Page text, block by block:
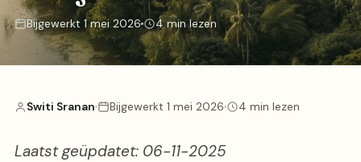
Bijgewerkt 1 mei 2026 4 min lezen
Switi Sranan Bijgewerkt 1 mei 2026 4 min lezen
Laatst geüpdatet: 06-11-2025